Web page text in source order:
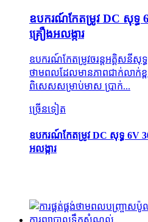
ឧបករណ៍កែតម្រូវ DC សុទ្ធ
គ្រឿងអលង្ការ
ឧបករណ៍​កែតម្រូវ​ចរន្តអគ្គិសនី​សុទ្
ថាមពល​ដែលមាន​ភាពជាក់លាក់​ខ្
ពិសេស​សម្រាប់​មាស ប្រាក់...
ច្រើនទៀត
ឧបករណ៍កែតម្រូវ DC សុទ្ធ 6V
អលង្ការ